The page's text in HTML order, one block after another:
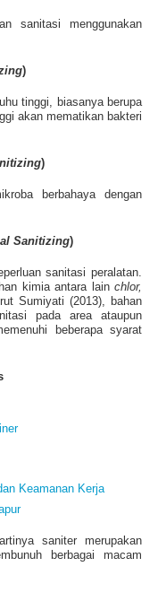
sanitasi menggunakan
)
tinggi, biasanya berupa
akan mematikan bakteri
)
berbahaya dengan
Sanitizing)
sanitasi peralatan.
kimia antara lain chlor,
Sumiyati (2013), bahan
pada area ataupun
beberapa syarat
Keamanan Kerja
saniter merupakan
berbagai macam